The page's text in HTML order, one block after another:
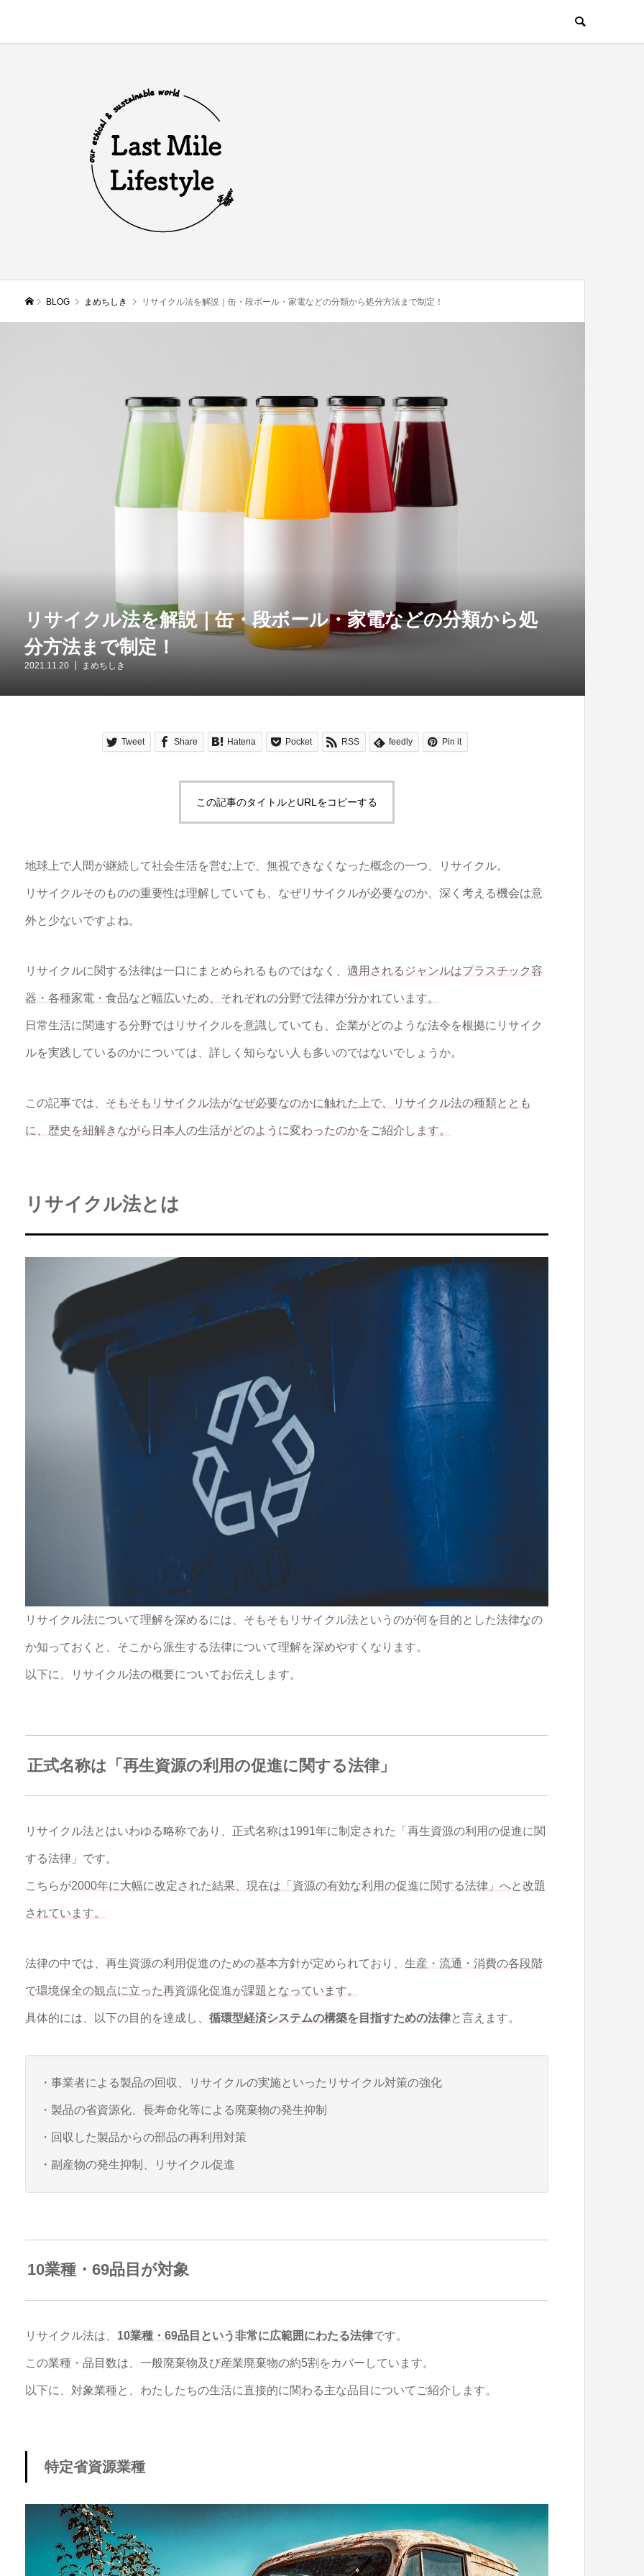
BLOG まめちしき リサイクル法を解説｜缶・段ボール・家電などの分類から処分方法まで制定！
リサイクル法を解説｜缶・段ボール・家電などの分類から処
分方法まで制定！
2021.11.20 まめちしき
Tweet Share Hatena Pocket RSS feedly Pin it
この記事のタイトルとURLをコピーする
地球上で人間が継続して社会生活を営む上で、無視できなくなった概念の一つ、リサイクル。
リサイクルそのものの重要性は理解していても、なぜリサイクルが必要なのか、深く考える機会は意
外と少ないですよね。
リサイクルに関する法律は一口にまとめられるものではなく、 適用されるジャンルはプラスチック容
器・各種家電・食品など幅広いため、それぞれの分野で法律が分かれています。
日常生活に関連する分野ではリサイクルを意識していても、企業がどのような法令を根拠にリサイク
ルを実践しているのかについては、詳しく知らない人も多いのではないでしょうか。
この記事では、 そもそもリサイクル法がなぜ必要なのかに触れた上で、リサイクル法の種類ととも
に、歴史を紐解きながら日本人の生活がどのように変わったのかをご紹介します。
リサイクル法とは
リサイクル法について理解を深めるには、そもそもリサイクル法というのが何を目的とした法律なの
か知っておくと、そこから派生する法律について理解を深めやすくなります。
以下に、リサイクル法の概要についてお伝えします。
正式名称は「再生資源の利用の促進に関する法律」
リサイクル法とはいわゆる略称であり、正式名称は1991年に制定された「再生資源の利用の促進に関
する法律」です。
こちらが2000年に大幅に改定された結果、現在は「資源の有効な利用の促進に関する法律」へと改題
されています。
法律の中では、再生資源の利用促進のための基本方針が定められており、 生産・流通・消費の各段階
で環境保全の観点に立った再資源化促進が課題となっています。
具体的には、以下の目的を達成し、 循環型経済システムの構築を目指すための法律と言えます。
・事業者による製品の回収、リサイクルの実施といったリサイクル対策の強化
・製品の省資源化、長寿命化等による廃棄物の発生抑制
・回収した製品からの部品の再利用対策
・副産物の発生抑制、リサイクル促進
10業種・69品目が対象
リサイクル法は、 10業種・69品目という非常に広範囲にわたる法律です。
この業種・品目数は、一般廃棄物及び産業廃棄物の約5割をカバーしています。
以下に、対象業種と、わたしたちの生活に直接的に関わる主な品目についてご紹介します。
特定省資源業種